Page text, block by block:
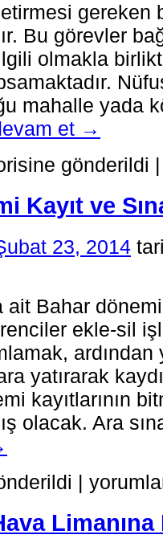
gereken
Bu görevler
olmakla
mahalle yada
et →
gönderildi |
Kayıt ve
23, 2014
ait Bahar dönemi
ekle-sil
ardından
yatırarak
kayıtlarının
olacak. Ara
| AÖF
Bahar
Kayıt
ve
Limanına